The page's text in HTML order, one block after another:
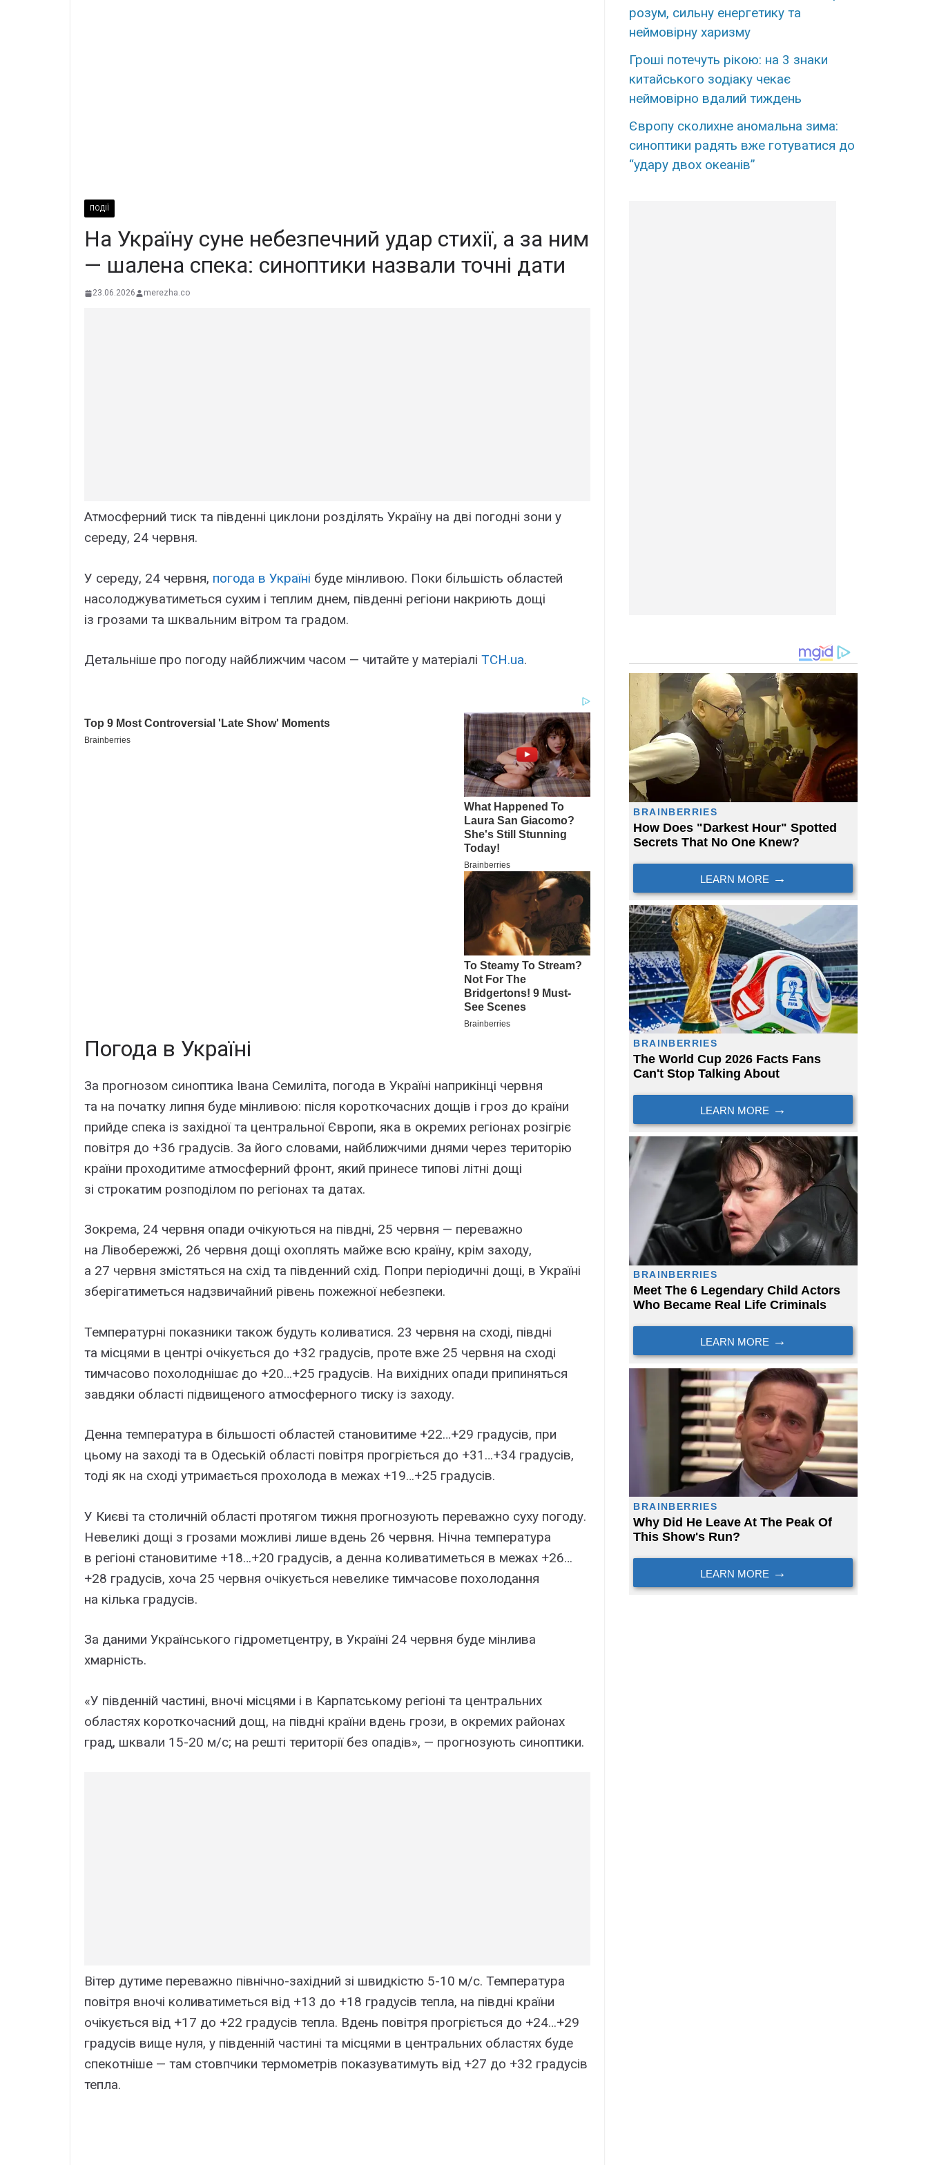
ПОДІЇ
На Україну суне небезпечний удар стихії, а за ним
— шалена спека: синоптики назвали точні дати
23.06.2026 merezha.co
Атмосферний тиск та південні циклони розділять Україну на дві погодні зони у
середу, 24 червня.
У середу, 24 червня, погода в Україні буде мінливою. Поки більшість областей
насолоджуватиметься сухим і теплим днем, південні регіони накриють дощі
із грозами та шквальним вітром та градом.
Детальніше про погоду найближчим часом — читайте у матеріалі ТСН.ua.
Погода в Україні
За прогнозом синоптика Івана Семиліта, погода в Україні наприкінці червня
та на початку липня буде мінливою: після короткочасних дощів і гроз до країни
прийде спека із західної та центральної Європи, яка в окремих регіонах розігріє
повітря до +36 градусів. За його словами, найближчими днями через територію
країни проходитиме атмосферний фронт, який принесе типові літні дощі
зі строкатим розподілом по регіонах та датах.
Зокрема, 24 червня опади очікуються на півдні, 25 червня — переважно
на Лівобережжі, 26 червня дощі охоплять майже всю країну, крім заходу,
а 27 червня змістяться на схід та південний схід. Попри періодичні дощі, в Україні
зберігатиметься надзвичайний рівень пожежної небезпеки.
Температурні показники також будуть коливатися. 23 червня на сході, півдні
та місцями в центрі очікується до +32 градусів, проте вже 25 червня на сході
тимчасово похолоднішає до +20…+25 градусів. На вихідних опади припиняться
завдяки області підвищеного атмосферного тиску із заходу.
Денна температура в більшості областей становитиме +22…+29 градусів, при
цьому на заході та в Одеській області повітря прогріється до +31…+34 градусів,
тоді як на сході утримається прохолода в межах +19…+25 градусів.
У Києві та столичній області протягом тижня прогнозують переважно суху погоду.
Невеликі дощі з грозами можливі лише вдень 26 червня. Нічна температура
в регіоні становитиме +18…+20 градусів, а денна коливатиметься в межах +26…
+28 градусів, хоча 25 червня очікується невелике тимчасове похолодання
на кілька градусів.
За даними Українського гідрометцентру, в Україні 24 червня буде мінлива
хмарність.
«У південній частині, вночі місцями і в Карпатському регіоні та центральних
областях короткочасний дощ, на півдні країни вдень грози, в окремих районах
град, шквали 15-20 м/с; на решті території без опадів», — прогнозують синоптики.
Вітер дутиме переважно північно-західний зі швидкістю 5-10 м/с. Температура
повітря вночі коливатиметься від +13 до +18 градусів тепла, на півдні країни
очікується від +17 до +22 градусів тепла. Вдень повітря прогріється до +24…+29
градусів вище нуля, у південній частині та місцями в центральних областях буде
спекотніше — там стовпчики термометрів показуватимуть від +27 до +32 градусів
тепла.
розум, сильну енергетику та
неймовірну харизму
Гроші потечуть рікою: на 3 знаки
китайського зодіаку чекає
неймовірно вдалий тиждень
Європу сколихне аномальна зима:
синоптики радять вже готуватися до
“удару двох океанів”